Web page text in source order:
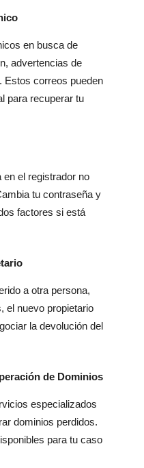
en busca de
advertencias de
Estos correos pueden
para recuperar tu
en el registrador no
tu contraseña y
factores si está
a otra persona,
el nuevo propietario
la devolución del
de Dominios
especializados
dominios perdidos.
para tu caso